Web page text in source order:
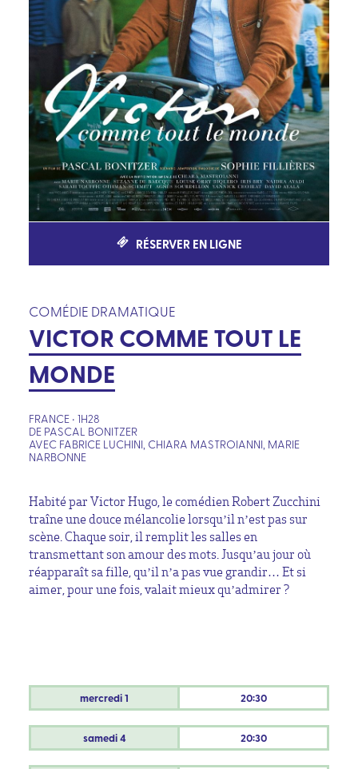
RÉSERVER EN LIGNE
COMÉDIE DRAMATIQUE
VICTOR COMME TOUT LE
MONDE
FRANCE • 1H28
DE PASCAL BONITZER
AVEC FABRICE LUCHINI, CHIARA MASTROIANNI, MARIE
NARBONNE
Habité par Victor Hugo, le comédien Robert Zucchini
traîne une douce mélancolie lorsqu’il n’est pas sur
scène. Chaque soir, il remplit les salles en
transmettant son amour des mots. Jusqu’au jour où
réapparaît sa fille, qu’il n’a pas vue grandir… Et si
aimer, pour une fois, valait mieux qu’admirer ?
mercredi1 20:30
samedi4 20:30